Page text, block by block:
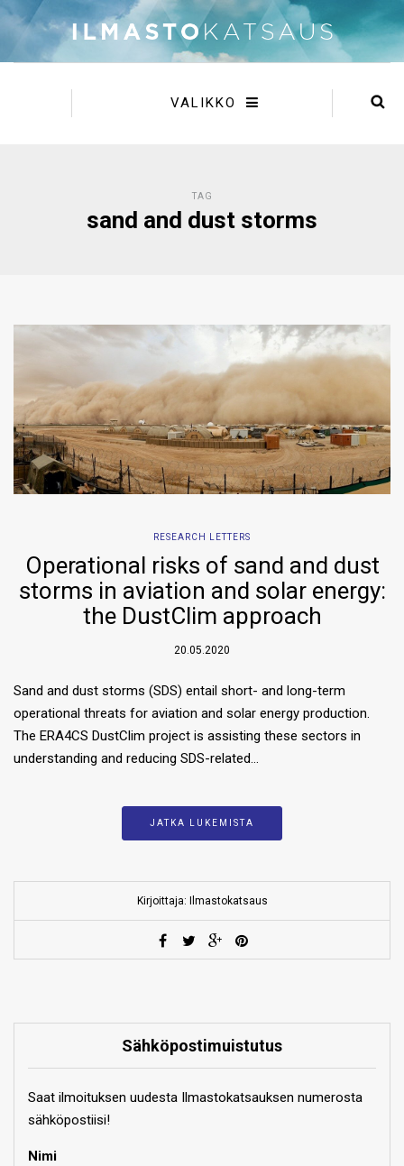
VALIKKO
TAG
sand and dust storms
RESEARCH LETTERS
Operational risks of sand and dust
storms in aviation and solar energy:
the DustClim approach
20.05.2020
Sand and dust storms (SDS) entail short- and long-term
operational threats for aviation and solar energy production.
The ERA4CS DustClim project is assisting these sectors in
understanding and reducing SDS-related…
JATKA LUKEMISTA
Kirjoittaja: Ilmastokatsaus
Sähköpostimuistutus
Saat ilmoituksen uudesta Ilmastokatsauksen numerosta
sähköpostiisi!
Nimi